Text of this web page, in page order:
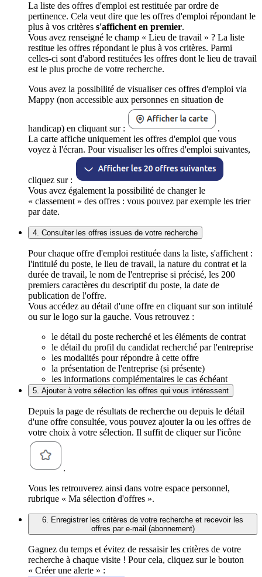
La liste des offres d'emploi est restituée par ordre de
pertinence. Cela veut dire que les offres d'emploi répondant le
plus à vos critères s'affichent en premier.
Vous avez renseigné le champ « Lieu de travail » ? La liste
restitue les offres répondant le plus à vos critères. Parmi
celles-ci sont d'abord restituées les offres dont le lieu de travail
est le plus proche de votre recherche.
Vous avez la possibilité de visualiser ces offres d'emploi via
Mappy (non accessible aux personnes en situation de
handicap) en cliquant sur :
.
La carte affiche uniquement les offres d'emploi que vous
voyez à l'écran. Pour visualiser les offres d'emploi suivantes,
cliquez sur :
Vous avez également la possibilité de changer le
« classement » des offres : vous pouvez par exemple les trier
par date.
4. Consulter les offres issues de votre recherche
Pour chaque offre d'emploi restituée dans la liste, s'affichent :
l'intitulé du poste, le lieu de travail, la nature du contrat et la
durée de travail, le nom de l'entreprise si précisé, les 200
premiers caractères du descriptif du poste, la date de
publication de l'offre.
Vous accédez au détail d'une offre en cliquant sur son intitulé
ou sur le logo sur la gauche. Vous retrouvez :
le détail du poste recherché et les éléments de contrat
le détail du profil du candidat recherché par l'entreprise
les modalités pour répondre à cette offre
la présentation de l'entreprise (si présente)
les informations complémentaires le cas échéant
5. Ajouter à votre sélection les offres qui vous intéressent
Depuis la page de résultats de recherche ou depuis le détail
d'une offre consultée, vous pouvez ajouter la ou les offres de
votre choix à votre sélection. Il suffit de cliquer sur l'icône
.
Vous les retrouverez ainsi dans votre espace personnel,
rubrique « Ma sélection d'offres ».
6. Enregistrer les critères de votre recherche et recevoir les
offres par e-mail (abonnement)
Gagnez du temps et évitez de ressaisir les critères de votre
recherche à chaque visite ! Pour cela, cliquez sur le bouton
« Créer une alerte » :